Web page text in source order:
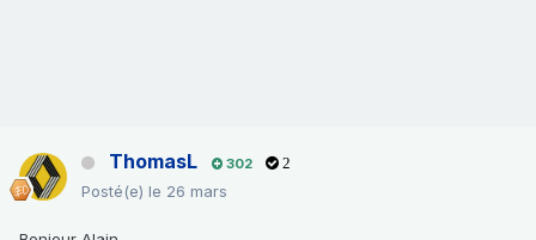
ThomasL 302 2
Posté(e) le 26 mars